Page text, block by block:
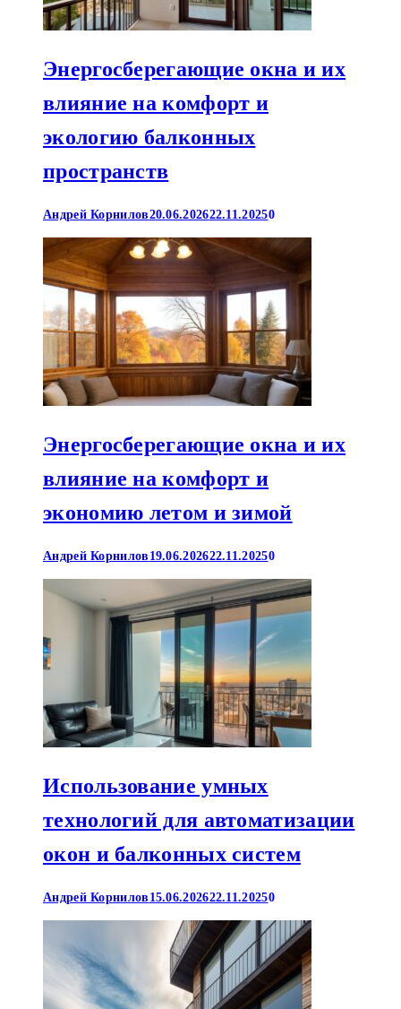
Энергосберегающие окна и их
влияние на комфорт и
экологию балконных
пространств
Андрей Корнилов20.06.202622.11.20250
Энергосберегающие окна и их
влияние на комфорт и
экономию летом и зимой
Андрей Корнилов 19.06.202622.11.20250
Использование умных
технологий для автоматизации
окон и балконных систем
Андрей Корнилов 15.06.202622.11.20250